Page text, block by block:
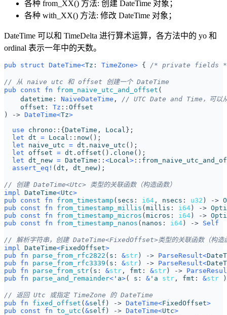
各种 from_XX() 方法: 创建 DateTime 对象；
各种 with_XX() 方法: 修改 DateTime 对象；
DateTime 可以和 TimeDelta 进行算术运算，各方法中的 yo 和
ordinal 表示一年中的天数。
pub struct DateTime<Tz : TimeZone> { /* private fields
pub
const fn from_naive_utc_and_offset (
datetime : NaiveDateTime ,
offset : Tz :: Offset
)
-> DateTime<Tz>
use
chrono :: { DateTime , Local };
let dt = Local :: now();
let
naive_utc = dt . naive_utc ();
let
offset = dt . offset (). clone ();
let dt_new = DateTime :: <Local > ::
assert_eq! ( dt , dt_new );
impl
DateTime<Utc>
pub
const fn from_timestamp ( secs : i64 , nsecs : u32 ) ->
pub
const fn from_timestamp_millis ( millis : i64 ) ->
pub
const fn from_timestamp_micros ( micros : i64 ) ->
pub
const fn from_timestamp_nanos ( nanos : i64 ) -> Self
impl DateTime<FixedOffset>
pub
fn parse_from_rfc2822 ( s : &str ) -> ParseResult<
pub
fn parse_from_rfc3339 ( s : &str ) -> ParseResult<
pub
fn parse_from_str( s : &str , fmt : &str ) ->
pub
fn parse_and_remainder< 'a>( s : & 'a str , fmt : &str )
pub
fn fixed_offset ( &self ) -> DateTime<FixedOffset>
pub
const fn to_utc ( &self ) -> DateTime<Utc>